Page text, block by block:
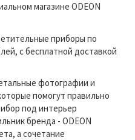
магазине ODEON
приборы по
с бесплатной доставкой
фотографии и
помогут правильно
под интерьер
бренда - ODEON
а сочетание